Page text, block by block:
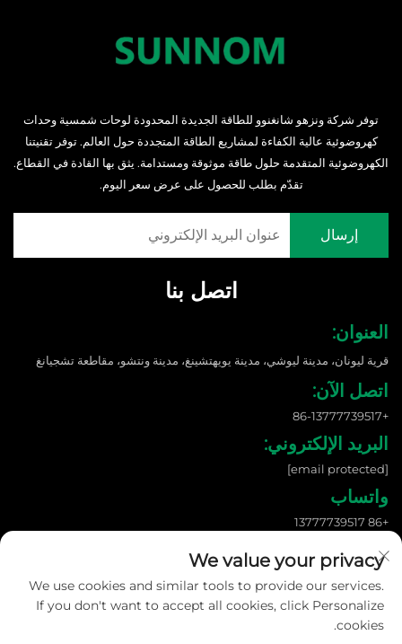
توفر شركة ونزهو شانغنوو للطاقة الجديدة المحدودة لوحات شمسية وحدات
كهروضوئية عالية الكفاءة لمشاريع الطاقة المتجددة حول العالم. توفر تقنيتنا
الكهروضوئية المتقدمة حلول طاقة موثوقة ومستدامة. يثق بها القادة في القطاع.
تقدّم بطلب للحصول على عرض سعر اليوم.
اتصل بنا
العنوان:
قرية ليونان، مدينة ليوشي، مدينة يويهتشينغ، مدينة ونتشو، مقاطعة تشجيانغ
اتصل الآن:
+86-13777739517
البريد الإلكتروني:
[email protected]
واتساب
+86 13777739517
حقوق الطبع والنشر © 2026 شركة ونزهو شانغنوو للطاقة الجديدة المحدودة. جميع
الحقوق محفوظة. |سياسة الخصوصية
We value your privacy
We use cookies and similar tools to provide our services.
If you don't want to accept all cookies, click Personalize
cookies.